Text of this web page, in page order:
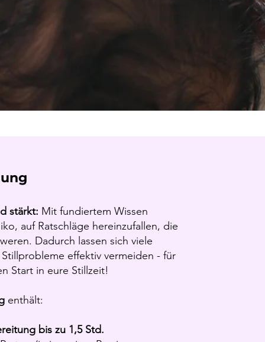
stärkt: Mit fundiertem Wissen
auf Ratschläge hereinzufallen, die
Dadurch lassen sich viele
effektiv vermeiden - für
Start in eure Stillzeit!
enthält:
bis zu 1,5 Std.